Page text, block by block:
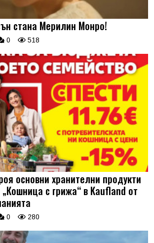
стана Мерилин Монро!
0 518
основни хранителни продукти
„Кошница с грижа“ в Kaufland от
0 280